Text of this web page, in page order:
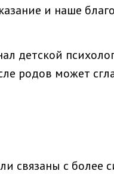
и наше
детской
родов может
связаны с